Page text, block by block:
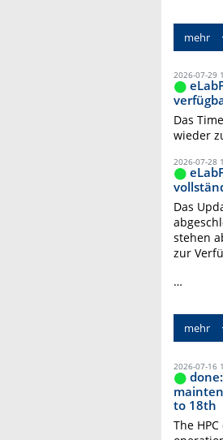
mehr
2026-07-29
Das
wieder
2026-07-28
Das
stehen
zur
…
mehr
2026-07-16
to 18th
The